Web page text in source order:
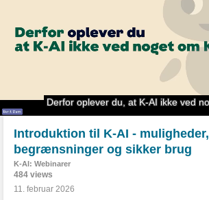
Introduktion til K-AI - muligheder,
begrænsninger og sikker brug
K-AI: Webinarer
484 views
11. februar 2026